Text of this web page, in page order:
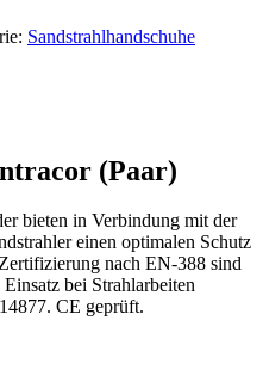
Sandstrahlhandschuhe
(Paar)
bieten in Verbindung mit der
einen optimalen Schutz
nach EN-388 sind
bei Strahlarbeiten
CE geprüft.